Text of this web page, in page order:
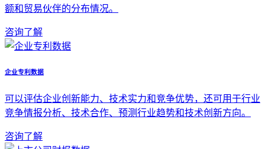
额和贸易伙伴的分布情况。
咨询了解
企业专利数据
可以评估企业创新能力、技术实力和竞争优势，还可用于行业
竞争情报分析、技术合作、预测行业趋势和技术创新方向。
咨询了解